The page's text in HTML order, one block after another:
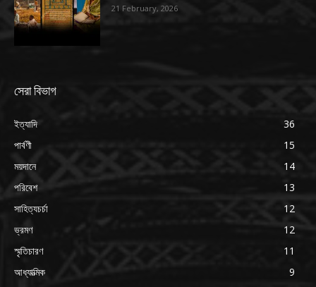
21 February, 2026
সেরা বিভাগ
ইত্যাদি
36
পার্বণী
15
ময়দানে
14
পরিবেশ
13
সাহিত্যচর্চা
12
ভ্রমণ
12
স্মৃতিচারণ
11
আধ্যাত্মিক
9